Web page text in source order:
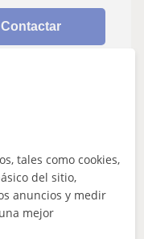
Contactar
tales como cookies,
del sitio,
anuncios y medir
mejor